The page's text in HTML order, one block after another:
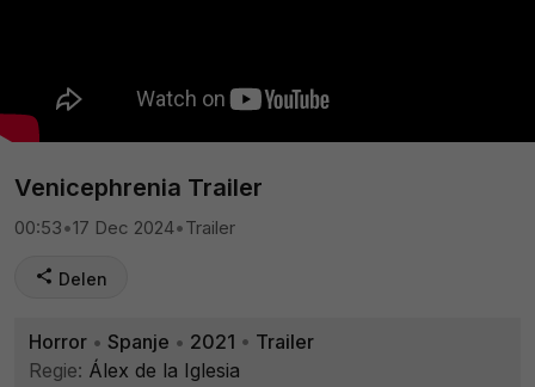
Venicephrenia Trailer
00:53•17 Dec 2024•Trailer
Delen
Horror • Spanje • 2021 • Trailer
Regie: Álex de la Iglesia